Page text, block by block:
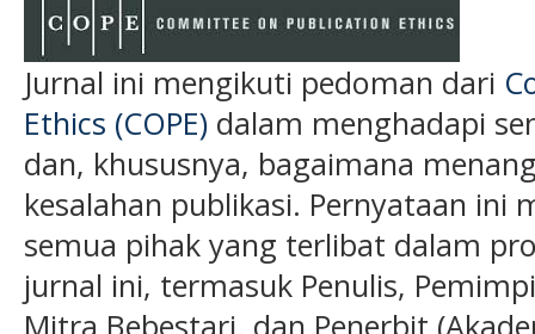
Jurnal ini mengikuti pedoman dari
Ethics (COPE) dalam menghadapi
dan, khususnya, bagaimana
kesalahan publikasi. Pernyataan ini
semua pihak yang terlibat dalam
jurnal ini, termasuk Penulis,
Mitra Bebestari, dan Penerbit